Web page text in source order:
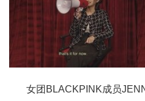
女团BLACKPINK成员